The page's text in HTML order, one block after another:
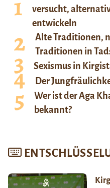
versucht,
entwickeln
Alte Traditionen,
Traditionen in
Sexismus in
Der
Wer ist der Aga
bekannt?